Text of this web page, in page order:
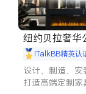
纽约贝拉奢华公司
A LUXE
iTalkBB精英认
设计、制造、安
打造高端定制家